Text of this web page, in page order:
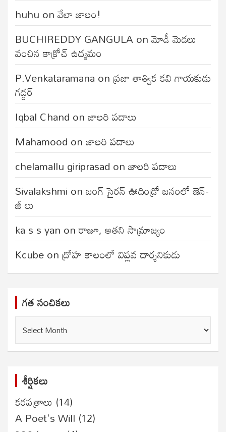
huhu onవేలా జాలం!
BUCHIREDDY GANGULA onమోడీ మెడలు
వంచిన కాక్రోచ్ ఉద్యమం
P.Venkataramana onప్రజా తాత్విక కవి గాయకుడు
గద్దర్
Iqbal Chand onజాలరి పదాలు
Mahamood onజాలరి పదాలు
chelamallu giriprasad onజాలరి పదాలు
Sivalakshmi onజంగ్‌ సైరన్‌ ఊదిండ్రో జనంలో జెన్-
జీ లు
ka s s yan onరాజూ, అతని సామ్రాజ్యం
Kcubeonద్రోహ కాలంలో విప్లవ దార్శనికుడు
గత సంచికలు
గత
సంచికలు
శీర్షికలు
కరపత్రాలు (14)
A Poet's Will (12)